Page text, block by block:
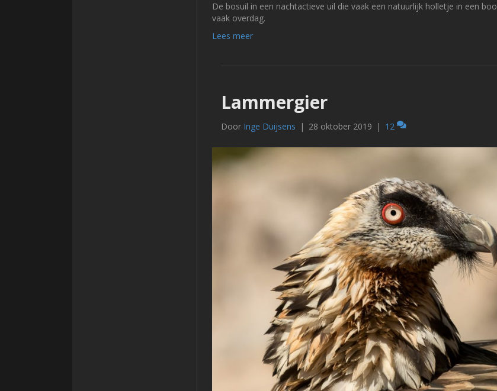
De bosuil in een nachtactieve uil die vaak een natuurlijk holletje in een
vaak overdag.
Lees meer
Lammergier
Door Inge Duijsens | 28 oktober 2019 | 12